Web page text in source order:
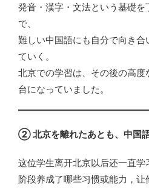
発音・漢字・文法という基礎を
で、
難しい中国語にも自分で向き合
ていく。
北京での学習は、その後の高
台になっていました。
② 北京を離れたあとも、中国
这位学生离开北京以后还一直
阶段养成了哪些习惯或能力，让